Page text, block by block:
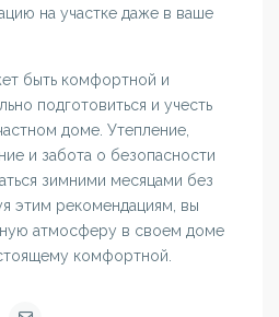
на участке даже в ваше
быть комфортной и
подготовиться и учесть
доме. Утепление,
и забота о безопасности
зимними месяцами без
этим рекомендациям, вы
атмосферу в своем доме
комфортной.